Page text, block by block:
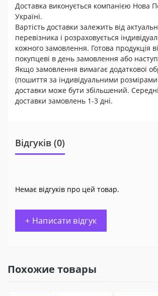
Доставка виконується компанією Нова
Україні.
Вартість доставки залежить від
перевізника і розраховується
кожного замовлення. Готова продукція
покупцеві в день замовлення або
Якщо замовлення вимагає додаткової
(пошиття за індивідуальними
доставки може бути збільшений.
доставки замовлень 1-3 дні.
Відгуків (0)
Немає відгуків про цей товар.
+ Написати відгук
Похожие товары